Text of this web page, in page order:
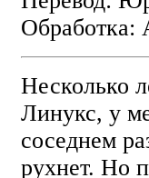
Обработка:
Несколько
Линукс, у
соседнем
рухнет. Но